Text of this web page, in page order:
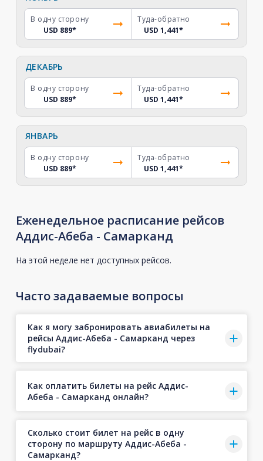
В одну сторону
USD 889*
Туда-обратно
USD 1,441*
ДЕКАБРЬ
В одну сторону
USD 889*
Туда-обратно
USD 1,441*
ЯНВАРЬ
В одну сторону
USD 889*
Туда-обратно
USD 1,441*
Еженедельное расписание рейсов
Аддис-Абеба - Самарканд
На этой неделе нет доступных рейсов.
Часто задаваемые вопросы
Как я могу забронировать авиабилеты на
рейсы Аддис-Абеба - Самарканд через
flydubai?
Как оплатить билеты на рейс Аддис-
Абеба - Самарканд онлайн?
Сколько стоит билет на рейс в одну
сторону по маршруту Аддис-Абеба -
Самарканд?